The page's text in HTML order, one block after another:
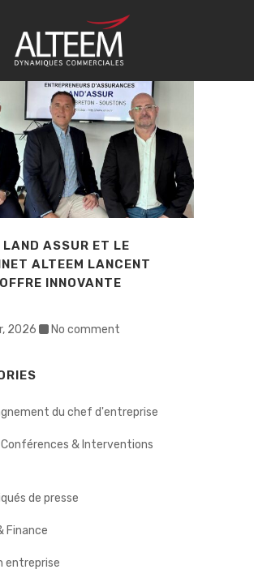
LAND ASSUR ET LE
ALTEEM LANCENT
INNOVANTE
2026 No comment
du chef d'entreprise
& Interventions
de presse
Finance
entreprise